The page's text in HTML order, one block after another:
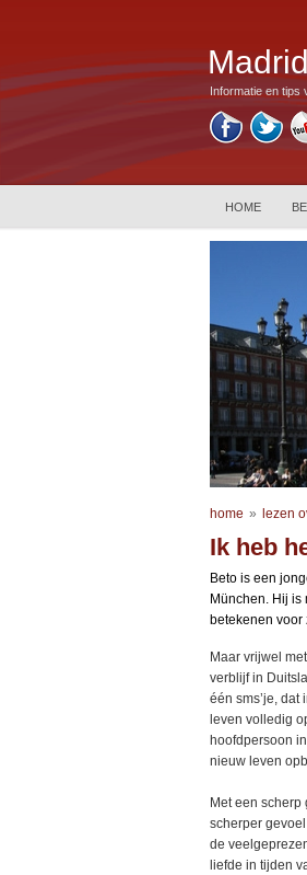
Informatie en tips
HOME
home » lezen
Ik heb
Beto is een
München. Hij
betekenen voor
Maar vrijwel
verblijf in
één sms’je, dat
leven volledig
hoofdpersoon
nieuw leven
Met een
scherper
de
liefde in tijden